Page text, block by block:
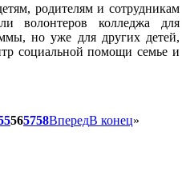
родителям и сотрудникам
волонтеров колледжа для
но уже для других детей,
социальной помощи семье и
565758ВпередВ конец»